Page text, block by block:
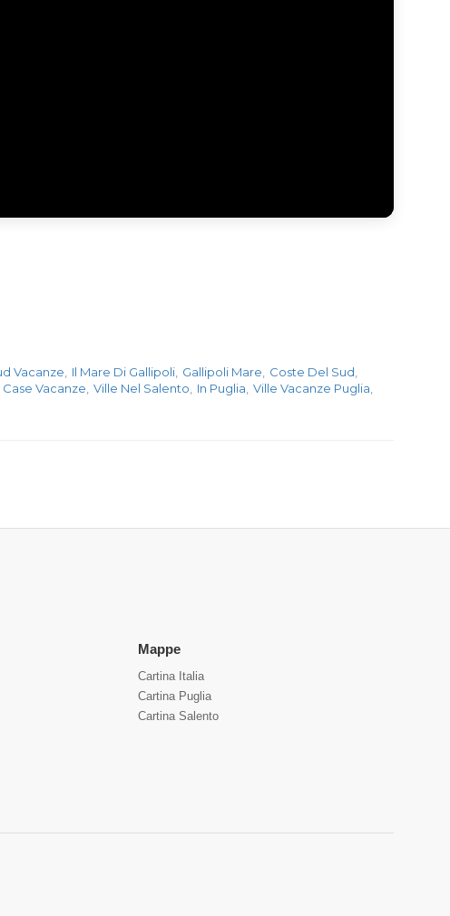
Vacanze, Il Mare Di Gallipoli, Gallipoli Mare, Coste Del Sud,
Case Vacanze, Ville Nel Salento, In Puglia, Ville Vacanze Puglia,
Mappe
Cartina Italia
Cartina Puglia
Cartina Salento